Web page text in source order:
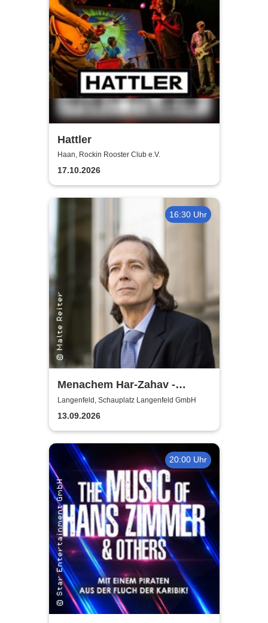
Hattler
Haan, Rockin Rooster Club e.V.
17.10.2026
16:30 Uhr
Menachem Har-Zahav -
Klassiker der romantischen
Klavierliteratur /
Meisterkonzert
Langenfeld, Schauplatz Langenfeld GmbH
13.09.2026
20:00 Uhr